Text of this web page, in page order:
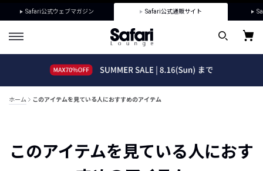
Safari公式ウェブマガジン Safari公式通販サイト
ホーム このアイテムを見ている人におすすめのアイテム
このアイテムを見ている人におす